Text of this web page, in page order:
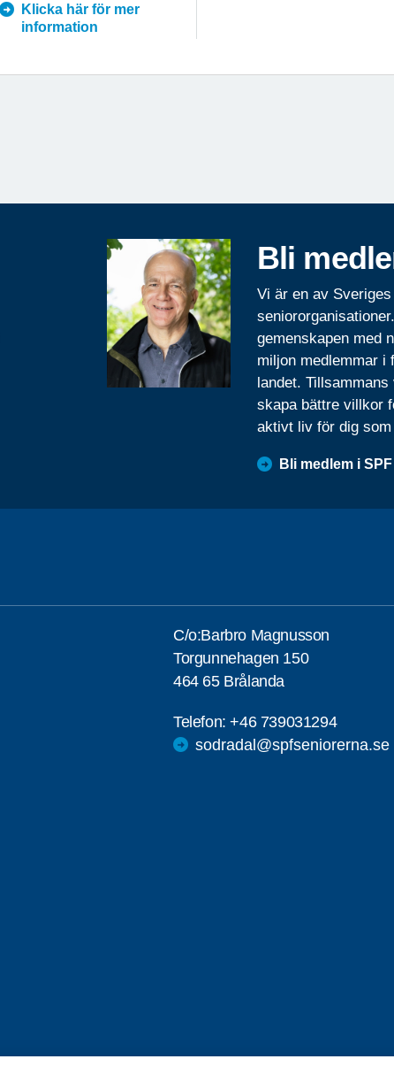
Klicka här för mer
information
Bli
Vi är en av
gemenskapen med
miljon medlemmar i
landet.
skapa bättre villkor
aktivt liv för dig som
Bli medlem i
C/o:Barbro Magnusson
Torgunnehagen 150
464 65 Brålanda
Telefon:+46 739031294
sodradal@spfseniorerna.se